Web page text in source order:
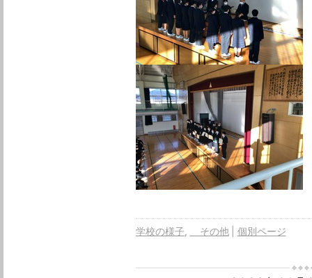
学校の様子 その他 個別ページ